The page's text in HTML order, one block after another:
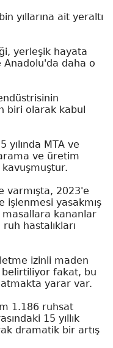
yıllarına ait yeraltı
yerleşik hayata
daha o
biri olarak kabul
MTA ve
ve üretim
varmışta, 2023'e
işlenmesi yasakmış
kananlar
hastalıkları
izinli maden
belirtiliyor fakat, bu
yarar var.
1.186 ruhsat
15 yıllık
dramatik bir artış